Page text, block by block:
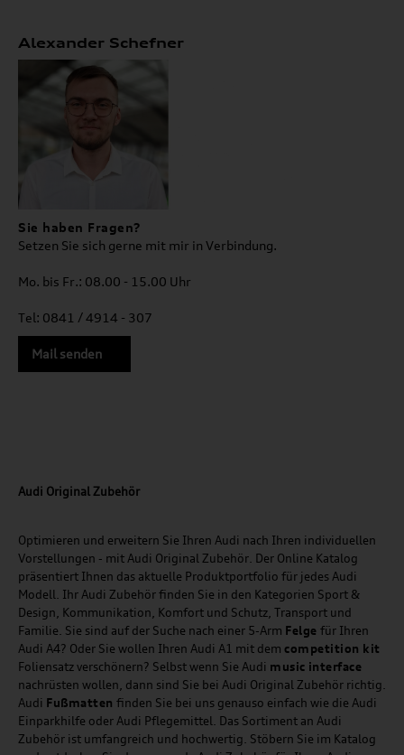
Alexander Schefner
Sie haben Fragen?
Setzen Sie sich gerne mit mir in Verbindung.
Mo. bis Fr.: 08.00 - 15.00 Uhr
Tel: 0841 / 4914 - 307
Mail senden
Audi Original Zubehör
Optimieren und erweitern Sie Ihren Audi nach Ihren individuellen
Vorstellungen - mit Audi Original Zubehör. Der Online Katalog
präsentiert Ihnen das aktuelle Produktportfolio für jedes Audi
Modell. Ihr Audi Zubehör finden Sie in den Kategorien Sport &
Design, Kommunikation, Komfort und Schutz, Transport und
Familie. Sie sind auf der Suche nach einer 5-Arm Felge für Ihren
Audi A4? Oder Sie wollen Ihren Audi A1 mit dem competition kit
Foliensatz verschönern? Selbst wenn Sie Audi music interface
nachrüsten wollen, dann sind Sie bei Audi Original Zubehör richtig.
Audi Fußmatten finden Sie bei uns genauso einfach wie die Audi
Einparkhilfe oder Audi Pflegemittel. Das Sortiment an Audi
Zubehör ist umfangreich und hochwertig. Stöbern Sie im Katalog